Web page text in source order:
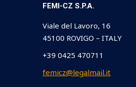
FEMI-CZ S.P.A.
Viale del Lavoro, 16
45100 ROVIGO – ITALY
+39 0425 470711
femicz@legalmail.it